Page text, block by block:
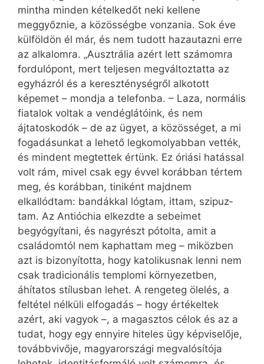
mintha minden kételkedőt neki kellene
meggyőznie, a közösségbe vonzania. Sok éve
külföldön él már, és nem tudott hazautazni erre
az alkalomra. „Ausztrália azért lett számomra
fordulópont, mert teljesen megváltoztatta az
egyházról és a kereszténységről alkotott
képemet – mondja a telefonba. – Laza, normális
fiatalok voltak a vendéglátóink, és nem
ájtatoskodók – de az ügyet, a közösséget, a mi
fogadásunkat a lehető legkomolyabban vették,
és mindent megtettek értünk. Ez óriási hatással
volt rám, mivel csak egy évvel korábban tértem
meg, és korábban, tiniként majdnem
elkallódtam: bandákkal lógtam, ittam, szi­puz­
tam. Az Antióchia elkezdte a sebeimet
begyógyítani, és nagyrészt pótolta, amit a
családomtól nem kaphattam meg – miközben
azt is bizonyította, hogy katolikusnak lenni nem
csak tradicionális templomi környezetben,
áhítatos stílusban lehet. A rengeteg ölelés, a
feltétel nélküli elfogadás – hogy értékeltek
azért, aki vagyok –, a magasztos célok és az a
tudat, hogy egy ennyire hiteles ügy képviselője,
továbbvivője, magyarországi megvalósítója